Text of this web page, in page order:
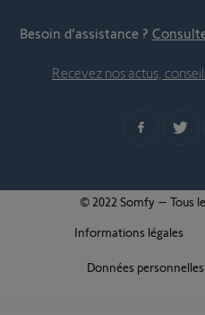
Besoin d’assistance ?
Recevez nos actus,
© 2022 Somfy – Tous
Informations légales
Données personnelles